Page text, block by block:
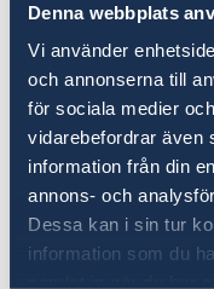
Denna webbplats
Vi använder
och annonserna till
för sociala medier
vidarebefordrar även
information från din
annons- och
Dessa kan i sin tur
information som du
Språk:
som stärker
2019, som de
andra officiellt
och romani
Religion: Det
ortodox